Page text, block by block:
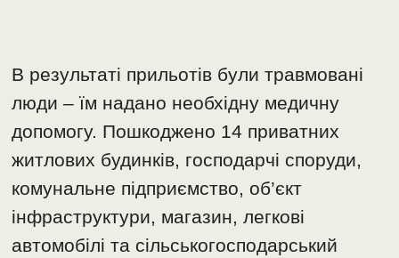
В результаті прильотів були травмовані
люди – їм надано необхідну медичну
допомогу. Пошкоджено 14 приватних
житлових будинків, господарчі споруди,
комунальне підприємство, об’єкт
інфраструктури, магазин, легкові
автомобілі та сільськогосподарський